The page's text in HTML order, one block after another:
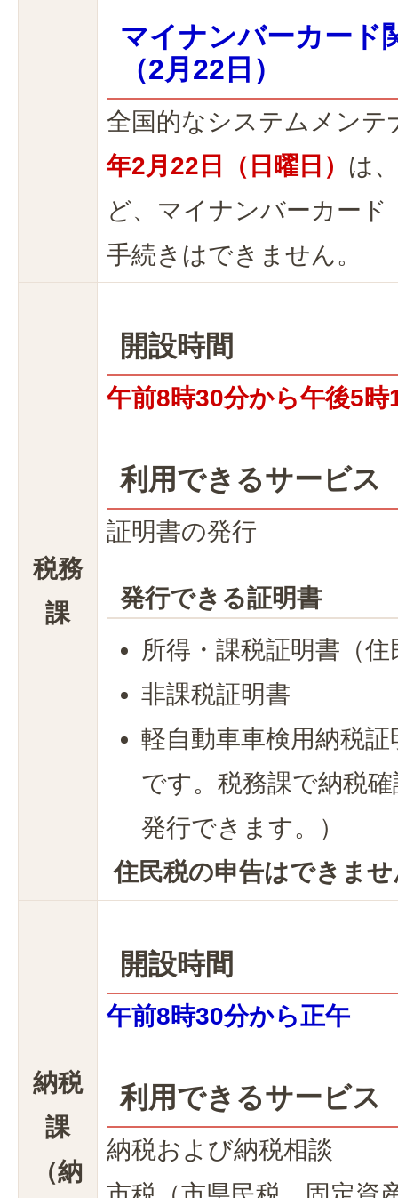
マイナンバーカード
（2月22日）
全国的なシステムメンテ
年2月22日（日曜日） は
ど、マイナンバーカード
手続きはできません。
税務
課
開設時間
午前8時30分から午後5時
利用できるサービス
証明書の発行
発行できる証明書
所得・課税証明書（
非課税証明書
軽自動車車検用納税
です。税務課で納税
発行できます。）
住民税の申告はできま
納税
課
（納
開設時間
午前8時30分から正午
利用できるサービス
納税および納税相談